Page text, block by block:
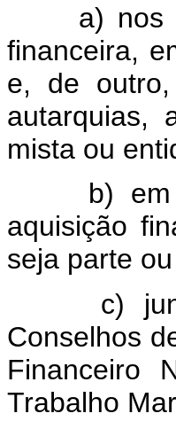
a) nos
financeira,
e, de
autarquias,
mista ou
b) em
aquisição
seja parte
c)
Conselhos
Financeiro
Trabalho